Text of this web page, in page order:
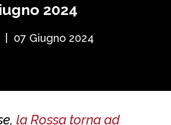
2024
07 Giugno 2024
la Rossa torna ad